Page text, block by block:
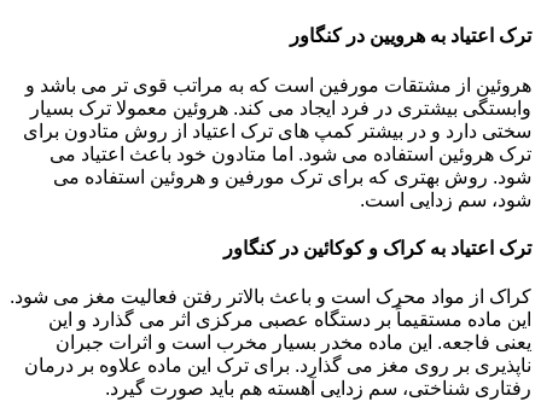
ترک اعتیاد به هرویین در کنگاور
هروئین از مشتقات مورفین است که به مراتب قوی تر می باشد و
وابستگی بیشتری در فرد ایجاد می کند. هروئین معمولا ترک بسیار
سختی دارد و در بیشتر کمپ های ترک اعتیاد از روش متادون برای
ترک هروئین استفاده می شود. اما متادون خود باعث اعتیاد می
شود. روش بهتری که برای ترک مورفین و هروئین استفاده می
شود، سم زدایی است.
ترک اعتیاد به کراک و کوکائین در کنگاور
کراک از مواد محرک است و باعث بالاتر رفتن فعالیت مغز می شود.
این ماده مستقیماً بر دستگاه عصبی مرکزی اثر می گذارد و این
یعنی فاجعه. این ماده مخدر بسیار مخرب است و اثرات جبران
ناپذیری بر روی مغز می گذارد. برای ترک این ماده علاوه بر درمان
رفتاری شناختی، سم زدایی آهسته هم باید صورت گیرد.